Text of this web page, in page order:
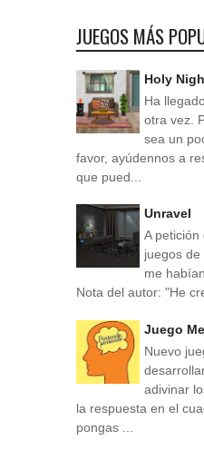
JUEGOS MÁS
Holy
Ha
otra vez.
sea un
favor, ayúdennos a
que pued...
Unravel
A petición
juegos
me
Nota del autor: "He
Juego
Nuevo
adivinar
la respuesta en el
pongas ...